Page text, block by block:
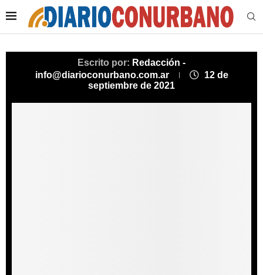
Escrito por: Redacción -
info@diarioconurbano.com.ar
12 de
septiembre de 2021